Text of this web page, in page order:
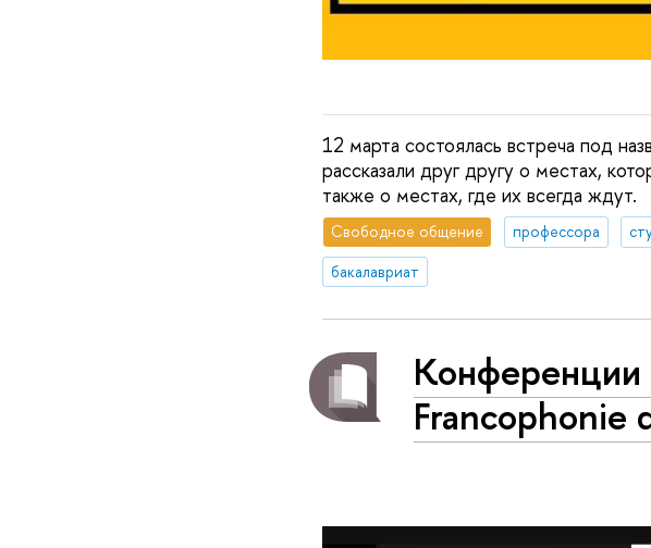
12 марта состоялась встреча под
рассказали друг другу о местах,
также о местах, где их всегда ждут.
Свободное общение профессора
бакалавриат
Конференции
Francophonie